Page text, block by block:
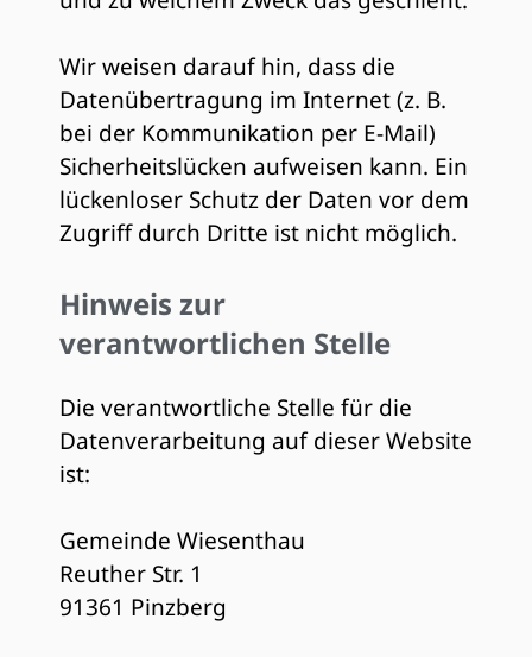
Wir weisen darauf hin, dass die
Datenübertragung im Internet (z. B.
bei der Kommunikation per E-Mail)
Sicherheitslücken aufweisen kann. Ein
lückenloser Schutz der Daten vor dem
Zugriff durch Dritte ist nicht möglich.
Hinweis zur
verantwortlichen Stelle
Die verantwortliche Stelle für die
Datenverarbeitung auf dieser Website
ist:
Gemeinde Wiesenthau
Reuther Str. 1
91361 Pinzberg